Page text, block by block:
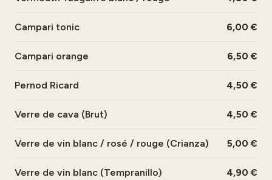
Campari tonic 6,00
Campari orange 6,50
Pernod Ricard 4,50
Verre de cava (Brut) 4,50
Verre de vin blanc / rosé / rouge (Crianza) 5,00
Verre de vin blanc (Tempranillo) 4,90